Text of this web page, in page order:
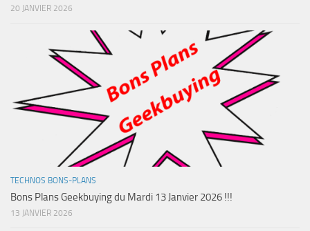
20 JANVIER 2026
TECHNOS BONS-PLANS
Bons Plans Geekbuying du Mardi 13 Janvier 2026 !!!
13 JANVIER 2026